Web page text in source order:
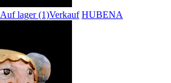
Auf lager (1)Verkauf HUBENA